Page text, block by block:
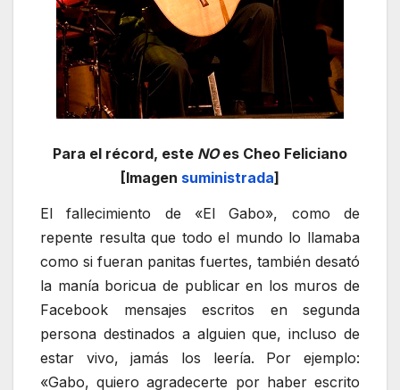
Para el récord, este NOes Cheo Feliciano
[Imagen suministrada]
El fallecimiento de «El Gabo», como de
repente resulta que todo el mundo lo llamaba
como si fueran panitas fuertes, también desató
la manía boricua de publicar en los muros de
Facebook mensajes escritos en segunda
persona destinados a alguien que, incluso de
estar vivo, jamás los leería. Por ejemplo:
«Gabo, quiero agradecerte por haber escrito